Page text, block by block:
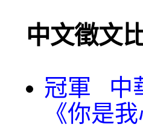
中文徵文
冠軍 中
《你是